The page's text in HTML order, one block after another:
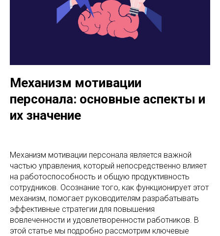
Механизм мотивации
персонала: основные аспекты и
их значение
Механизм мотивации персонала является важной
частью управления, который непосредственно влияет
на работоспособность и общую продуктивность
сотрудников. Осознание того, как функционирует этот
механизм, помогает руководителям разрабатывать
эффективные стратегии для повышения
вовлеченности и удовлетворенности работников. В
этой статье мы подробно рассмотрим ключевые